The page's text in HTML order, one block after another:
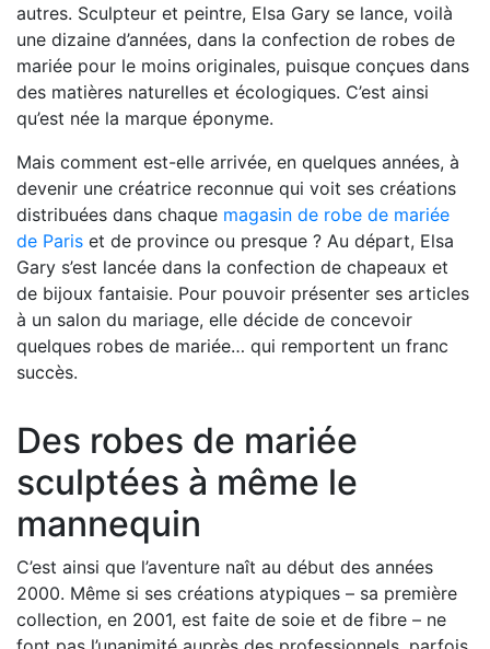
autres. Sculpteur et peintre, Elsa Gary se lance, voilà
une dizaine d’années, dans la confection de robes de
mariée pour le moins originales, puisque conçues dans
des matières naturelles et écologiques. C’est ainsi
qu’est née la marque éponyme.
Mais comment est-elle arrivée, en quelques années, à
devenir une créatrice reconnue qui voit ses créations
distribuées dans chaque magasin de robe de mariée
de Paris et de province ou presque ? Au départ, Elsa
Gary s’est lancée dans la confection de chapeaux et
de bijoux fantaisie. Pour pouvoir présenter ses articles
à un salon du mariage, elle décide de concevoir
quelques robes de mariée… qui remportent un franc
succès.
Des robes de mariée
sculptées à même le
mannequin
C’est ainsi que l’aventure naît au début des années
2000. Même si ses créations atypiques – sa première
collection, en 2001, est faite de soie et de fibre – ne